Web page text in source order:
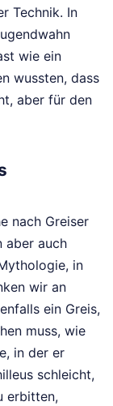
Technik. In
wie ein
wussten, dass
aber für den
nach Greiser
aber auch
in
wir an
ein Greis,
muss, wie
in der er
schleicht,
erbitten,